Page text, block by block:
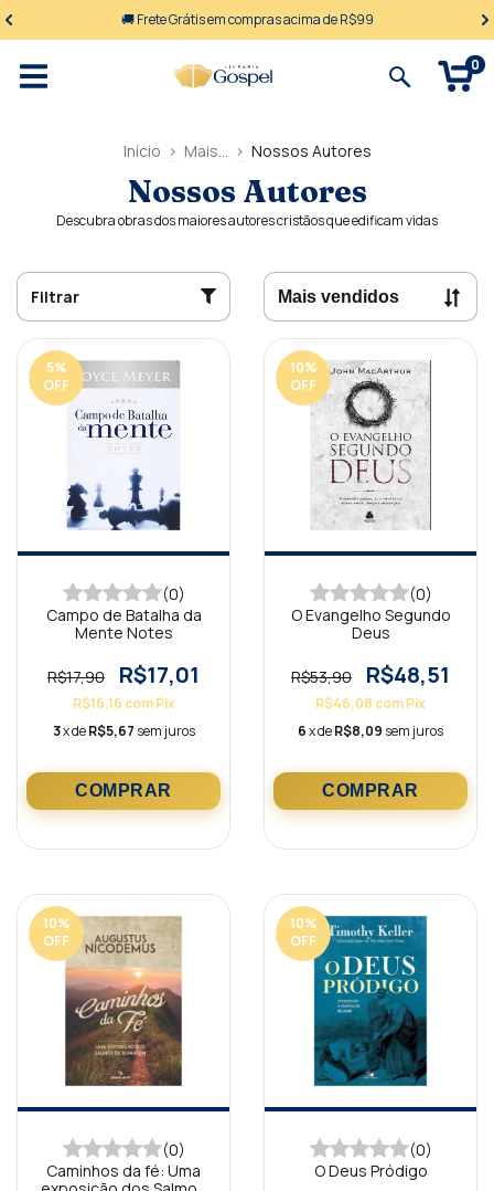
🚚 Frete Grátis em compras acima de R$99
0
Início > Mais... > Nossos Autores
Nossos Autores
Descubra obras dos maiores autores cristãos que edificam vidas
Filtrar
5%
OFF
(0)
Campo de Batalha da
Mente Notes
R$17,90 R$17,01
R$16,16 com Pix
3x deR$5,67 sem juros
10%
OFF
(0)
O Evangelho Segundo
Deus
R$53,90 R$48,51
R$46,08 comPix
6x deR$8,09 sem juros
10%
OFF
(0)
Caminhos da fé: Uma
10%
OFF
(0)
O Deus Pródigo